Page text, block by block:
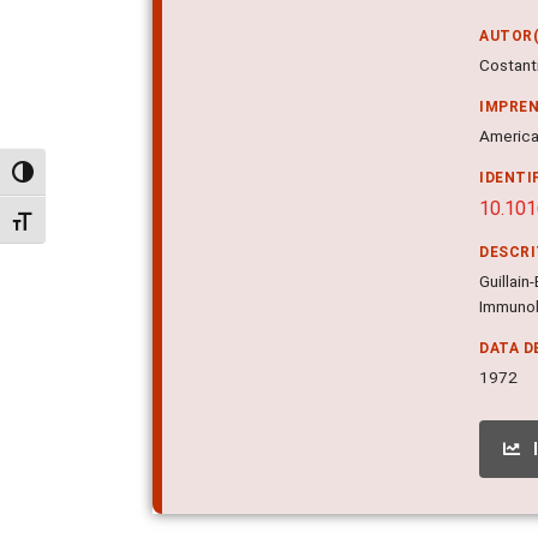
Alternar alto contraste
Alternar tamanho da fonte
DATA
1972